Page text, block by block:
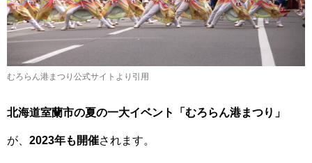
むろらん港まつり公式サイトより引用
北海道室蘭市の夏の一大イベント「むろらん港まつり」
が、 2023年も開催されます。